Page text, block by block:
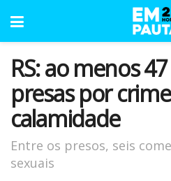
RS: ao menos
presas por
calamidade
Entre os presos, seis
sexuais